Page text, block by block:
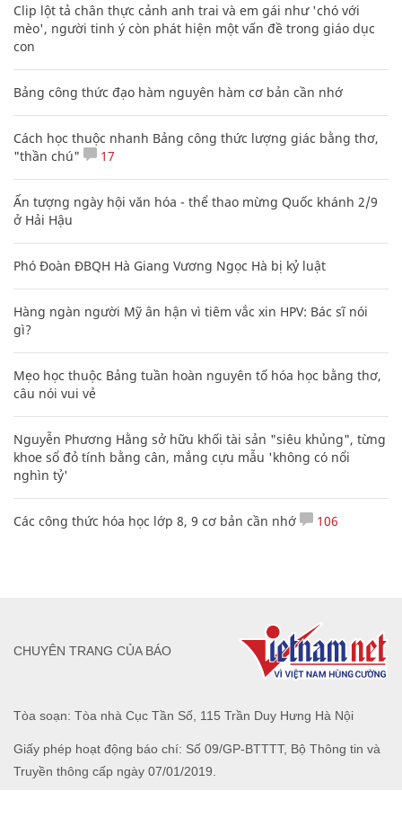
Clip lột tả chân thực cảnh anh trai và em gái như 'chó với
mèo', người tinh ý còn phát hiện một vấn đề trong giáo dục
con
Bảng công thức đạo hàm nguyên hàm cơ bản cần nhớ
Cách học thuộc nhanh Bảng công thức lượng giác bằng thơ,
"thần chú"
17
Ấn tượng ngày hội văn hóa - thể thao mừng Quốc khánh 2/9
ở Hải Hậu
Phó Đoàn ĐBQH Hà Giang Vương Ngọc Hà bị kỷ luật
Hàng ngàn người Mỹ ân hận vì tiêm vắc xin HPV: Bác sĩ nói
gì?
Mẹo học thuộc Bảng tuần hoàn nguyên tố hóa học bằng thơ,
câu nói vui vẻ
Nguyễn Phương Hằng sở hữu khối tài sản "siêu khủng", từng
khoe sổ đỏ tính bằng cân, mắng cựu mẫu 'không có nổi
nghìn tỷ'
Các công thức hóa học lớp 8, 9 cơ bản cần nhớ 106
Tòa soạn: Tòa nhà Cục Tần Số, 115 Trần Duy Hưng Hà Nội
Giấy phép hoạt động báo chí: Số 09/GP-BTTTT, Bộ Thông tin và
Truyền thông cấp ngày 07/01/2019.
CHUYÊN TRANG CỦA BÁO